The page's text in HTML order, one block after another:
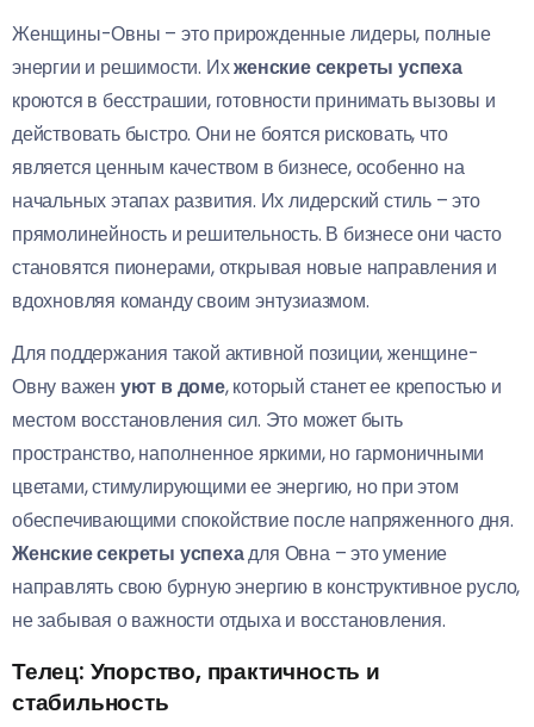
Женщины-Овны – это прирожденные лидеры, полные
энергии и решимости. Ихженские секреты успеха
кроются в бесстрашии, готовности принимать вызовы и
действовать быстро. Они не боятся рисковать, что
является ценным качеством в бизнесе, особенно на
начальных этапах развития. Их лидерский стиль – это
прямолинейность и решительность. В бизнесе они часто
становятся пионерами, открывая новые направления и
вдохновляя команду своим энтузиазмом.
Для поддержания такой активной позиции, женщине-
Овну важен уют в доме, который станет ее крепостью и
местом восстановления сил. Это может быть
пространство, наполненное яркими, но гармоничными
цветами, стимулирующими ее энергию, но при этом
обеспечивающими спокойствие после напряженного дня.
Женские секреты успехадля Овна – это умение
направлять свою бурную энергию в конструктивное русло,
не забывая о важности отдыха и восстановления.
Телец: Упорство, практичность и
стабильность